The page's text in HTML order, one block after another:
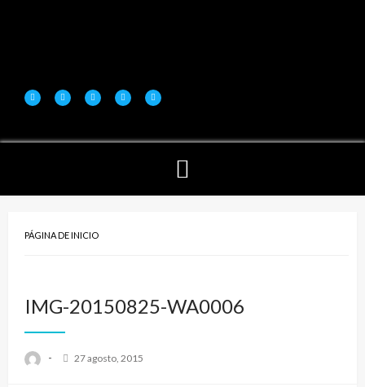
PÁGINA DE INICIO
IMG-20150825-WA0006
- 27 agosto, 2015